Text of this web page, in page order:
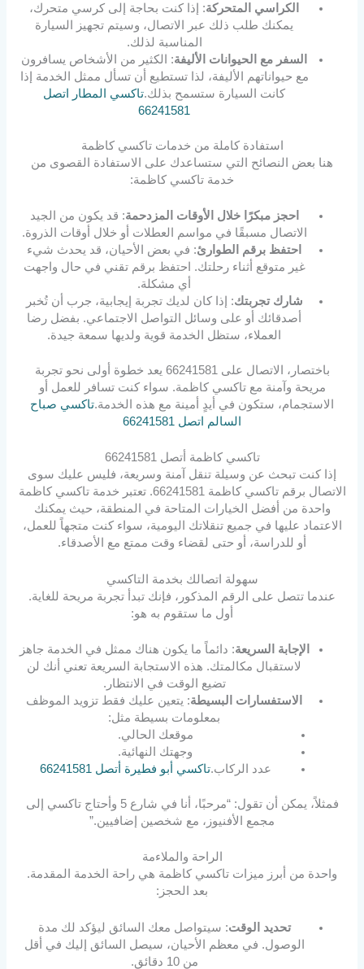
الكراسي المتحركة: إذا كنت بحاجة إلى كرسي متحرك،
يمكنك طلب ذلك عبر الاتصال، وسيتم تجهيز السيارة
المناسبة لذلك.
السفر مع الحيوانات الأليفة: الكثير من الأشخاص يسافرون
مع حيواناتهم الأليفة، لذا تستطيع أن تسأل ممثل الخدمة إذا
كانت السيارة ستسمح بذلك.تاكسي المطار اتصل
66241581
استفادة كاملة من خدمات تاكسي كاظمة
هنا بعض النصائح التي ستساعدك على الاستفادة القصوى من
خدمة تاكسي كاظمة:
احجز مبكرًا خلال الأوقات المزدحمة: قد يكون من الجيد
الاتصال مسبقًا في مواسم العطلات أو خلال أوقات الذروة.
احتفظ برقم الطوارئ: في بعض الأحيان، قد يحدث شيء
غير متوقع أثناء رحلتك. احتفظ برقم تقني في حال واجهت
أي مشكلة.
شارك تجربتك: إذا كان لديك تجربة إيجابية، جرب أن تُخبر
أصدقائك أو على وسائل التواصل الاجتماعي. بفضل رضا
العملاء، ستظل الخدمة قوية ولديها سمعة جيدة.
باختصار، الاتصال على 66241581 يعد خطوة أولى نحو تجربة
مريحة وآمنة مع تاكسي كاظمة. سواء كنت تسافر للعمل أو
الاستجمام، ستكون في أيدٍ أمينة مع هذه الخدمة.تاكسي صباح
السالم اتصل 66241581
تاكسي كاظمة أتصل 66241581
إذا كنت تبحث عن وسيلة تنقل آمنة وسريعة، فليس عليك سوى
الاتصال برقم تاكسي كاظمة 66241581. تعتبر خدمة تاكسي كاظمة
واحدة من أفضل الخيارات المتاحة في المنطقة، حيث يمكنك
الاعتماد عليها في جميع تنقلاتك اليومية، سواء كنت متجهاً للعمل،
أو للدراسة، أو حتى لقضاء وقت ممتع مع الأصدقاء.
سهولة اتصالك بخدمة التاكسي
عندما تتصل على الرقم المذكور، فإنك تبدأ تجربة مريحة للغاية.
أول ما ستقوم به هو:
الإجابة السريعة: دائماً ما يكون هناك ممثل في الخدمة جاهز
لاستقبال مكالمتك. هذه الاستجابة السريعة تعني أنك لن
تضيع الوقت في الانتظار.
الاستفسارات البسيطة: يتعين عليك فقط تزويد الموظف
بمعلومات بسيطة مثل:
موقعك الحالي.
وجهتك النهائية.
عدد الركاب.تاكسي أبو فطيرة أتصل 66241581
فمثلاً، يمكن أن تقول: “مرحبًا، أنا في شارع 5 وأحتاج تاكسي إلى
مجمع الأفنيوز، مع شخصين إضافيين.”
الراحة والملاءمة
واحدة من أبرز ميزات تاكسي كاظمة هي راحة الخدمة المقدمة.
بعد الحجز:
تحديد الوقت: سيتواصل معك السائق ليؤكد لك مدة
الوصول. في معظم الأحيان، سيصل السائق إليك في أقل
من 10 دقائق.